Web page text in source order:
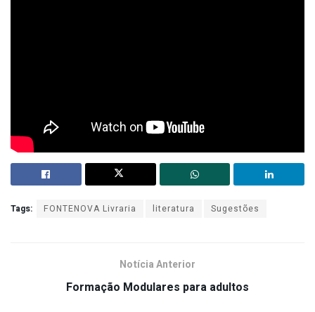
Tags: FONTENOVA Livraria literatura Sugestões
Notícia Anterior
Formação Modulares para adultos